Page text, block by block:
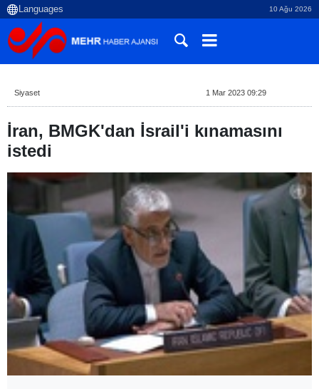
10 Ağu 2026
Siyaset 1 Mar 2023 09:29
İran, BMGK'dan İsrail'i kınamasını
istedi